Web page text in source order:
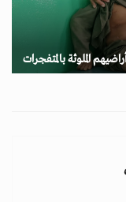
الملوثة بالمتفجرات